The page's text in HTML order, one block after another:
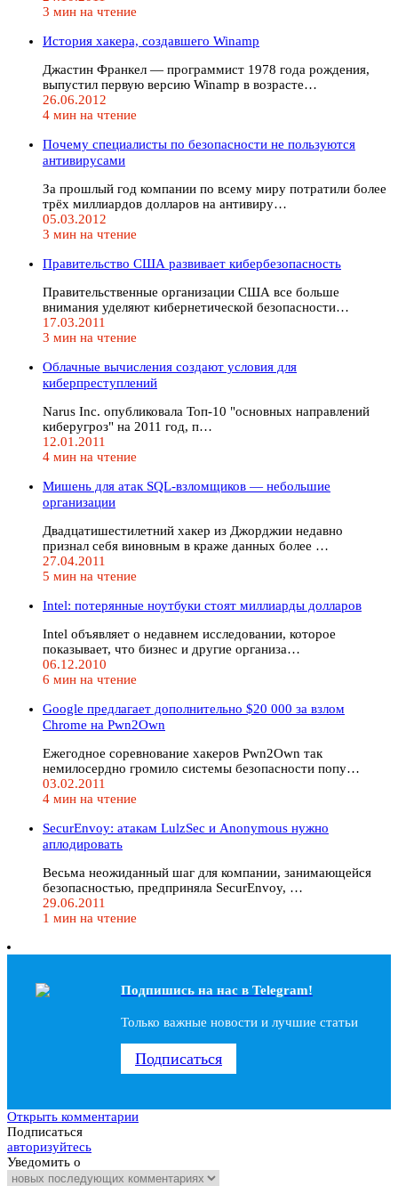
3 мин на чтение
История хакера, создавшего Winamp
Джастин Франкел — программист 1978 года рождения,
выпустил первую версию Winamp в возрасте…
26.06.2012
4 мин на чтение
Почему специалисты по безопасности не пользуются
антивирусами
За прошлый год компании по всему миру потратили более
трёх миллиардов долларов на антивиру…
05.03.2012
3 мин на чтение
Правительство США развивает кибербезопасность
Правительственные организации США все больше
внимания уделяют кибернетической безопасности…
17.03.2011
3 мин на чтение
Облачные вычисления создают условия для
киберпреступлений
Narus Inc. опубликовала Топ-10 "основных направлений
киберугроз" на 2011 год, п…
12.01.2011
4 мин на чтение
Мишень для атак SQL-взломщиков — небольшие
организации
Двадцатишестилетний хакер из Джорджии недавно
признал себя виновным в краже данных более …
27.04.2011
5 мин на чтение
Intel: потерянные ноутбуки стоят миллиарды долларов
Intel объявляет о недавнем исследовании, которое
показывает, что бизнес и другие организа…
06.12.2010
6 мин на чтение
Google предлагает дополнительно $20 000 за взлом
Chrome на Pwn2Own
Ежегодное соревнование хакеров Pwn2Own так
немилосердно громило системы безопасности попу…
03.02.2011
4 мин на чтение
SecurEnvoy: атакам LulzSec и Anonymous нужно
аплодировать
Весьма неожиданный шаг для компании, занимающейся
безопасностью, предприняла SecurEnvoy, …
29.06.2011
1 мин на чтение
Подпишись на наc в Telegram!
Только важные новости и лучшие статьи
Подписаться
Открыть комментарии
Подписаться
авторизуйтесь
Уведомить о